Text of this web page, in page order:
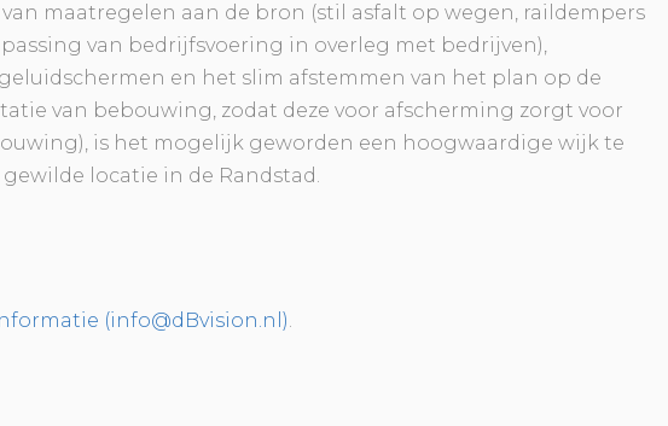
maatregelen aan de bron (stil asfalt op wegen, raildempers
van bedrijfsvoering in overleg met bedrijven),
en het slim afstemmen van het plan op de
van bebouwing, zodat deze voor afscherming zorgt voor
is het mogelijk geworden een hoogwaardige wijk te
locatie in de Randstad.
(info@dBvision.nl).